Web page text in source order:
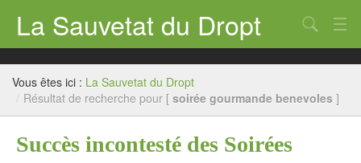
La Sauvetat du Dropt
Accueil
Mairie
Chercher
Vous êtes ici : La Sauvetat du Dropt
/ Résultat de recherche pour [ soirée gourmande benevoles ]
Succès incontesté des Soirées